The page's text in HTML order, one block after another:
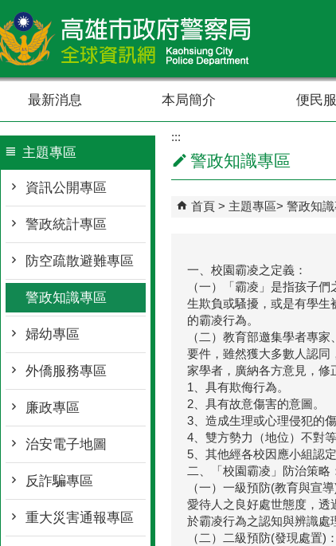
最新消息 本局簡介 便民
主題專區
資訊公開專區
警政統計專區
防空疏散避難專區
警政知識專區
婦幼專區
外僑服務專區
廉政專區
治安電子地圖
反詐騙專區
重大災害通報專區
:::
警政知識專區
首頁 主題專區 警政知
一、校園霸凌之定義：
（一）「霸凌」是指孩子
生欺負或騷擾，或是有學生
的霸凌行為。
（二）教育部邀集學者專
要件，雖然獲大多數人認同
家學者，廣納各方意見，修
1、具有欺侮行為。
2、具有故意傷害的意圖。
3、造成生理或心理侵犯的傷
4、雙方勢力（地位）不對等
5、其他經各校因應小組認
二、「校園霸凌」防治策略
（一）一級預防(教育與宣
愛待人之良好處世態度，透
於霸凌行為之認知與辨識處
（二）二級預防(發現處置